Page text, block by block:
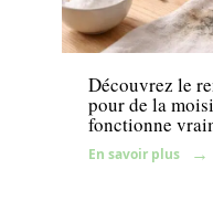
Maison
Découvrez le
pour de la
fonctionne
En savoir plus